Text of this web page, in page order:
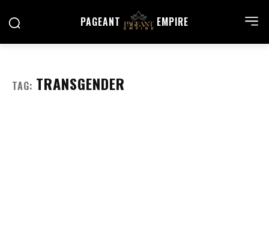
PAGEANT EMPIRE
TAG: TRANSGENDER